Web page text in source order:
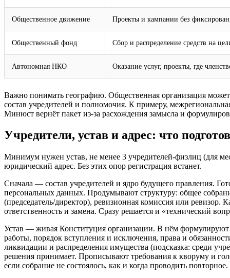
Общественное движение Проекты и кампании без
Общественный фонд Сбор и распределение средств на
Автономная НКО Оказание услуг, проекты, где
Важно понимать географию. Общественная организация
состав учредителей и полномочия. К примеру,
Минюст вернёт пакет из‑за расхождения замысла и
Учредители, устав и адрес: что
Минимум нужен устав, не менее 3 учредителей‑физлиц (для
юридический адрес. Без этих опор регистрация встанет.
Сначала — состав учредителей и ядро будущего правления.
персональных данных. Продумывают структуру: общее
(председатель/директор), ревизионная комиссия или
ответственность и замена. Сразу решается и «технический
Устав — живая Конституция организации. В нём
работы, порядок вступления и исключения, права и
ликвидации и распределения имущества (подсказка: среди
решения принимает. Прописывают требования к кворуму и
если собрание не состоялось, как и когда проводить